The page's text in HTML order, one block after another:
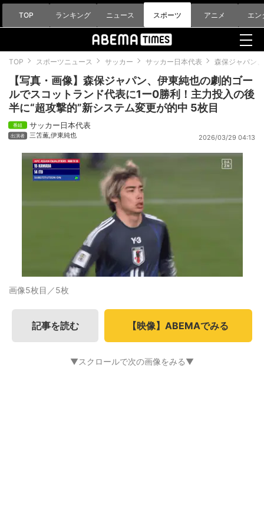
TOP ランキング ニュース スポーツ アニメ エン
TOP スポーツニュース サッカー サッカー日本代表 森保ジャパン
【写真・画像】森保ジャパン、伊東純也の劇的ゴー
ルでスコットランド代表に1ー0勝利！主力投入の後
半に“超攻撃的”新システム変更が的中 5枚目
サッカー日本代表
三笘薫,伊東純也 2026/03/29 04:13
画像5枚目／5枚
記事を読む 【映像】ABEMAでみる
▼スクロールで次の画像をみる▼